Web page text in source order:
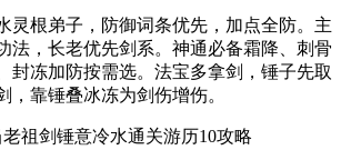
灵根弟子，防御词条优先，加点全防。主
法，长老优先剑系。神通必备霜降、刺骨
封冻加防按需选。法宝多拿剑，锤子先取
，靠锤叠冰冻为剑伤增伤。